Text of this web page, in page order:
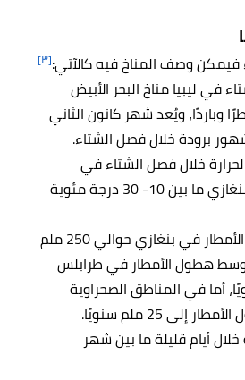
فيمكن وصف المناخ فيه كالآتي:[٣]
في ليبيا مناخ البحر الأبيض
وباردًا، ويُعد شهر كانون الثاني
برودة خلال فصل الشتاء.
خلال فصل الشتاء في
منطقتي طرابلس وبنغازي ما بين 10- 30 درجة مئوية
يبلغ متوسط ​​هطول الأمطار في بنغازي حوالي 250 ملم
هطول الأمطار في طرابلس
سنويًا، أما في المناطق الصحراوية
25 ملم سنويًا.
أيام قليلة ما بين شهر